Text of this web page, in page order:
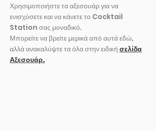
Χρησιμοποιήστε τα αξεσουάρ για να
ενισχύσετε και να κάνετε το Cocktail
Station σας μοναδικό.
Μπορείτε να βρείτε μερικά από αυτά εδώ,
αλλά ανακαλύψτε τα όλα στην ειδική σελίδα
Αξεσουάρ.